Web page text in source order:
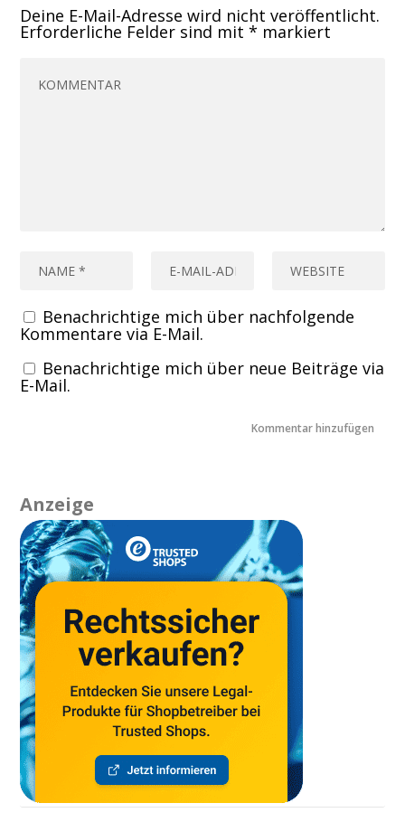
Deine E-Mail-Adresse wird nicht veröffentlicht.
Erforderliche Felder sind mit* markiert
Benachrichtige mich über nachfolgende
Kommentare via E-Mail.
Benachrichtige mich über neue Beiträge via
E-Mail.
Anzeige